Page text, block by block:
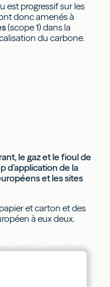
est progressif sur les
donc amenés à
(scope 1) dans la
du carbone.
le gaz et le fioul de
d’application de la
et les sites
et carton et des
à eux deux.